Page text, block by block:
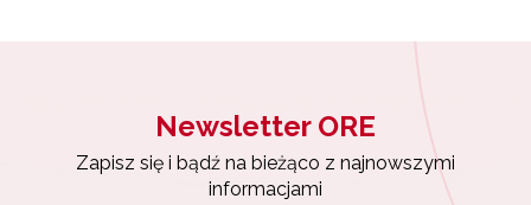
Newsletter ORE
Zapisz się i bądź na bieżąco z najnowszymi
informacjami
Zapisz się i bądź na bieżąco z najnowszymi
informacjami
o szkoleniach i programach.